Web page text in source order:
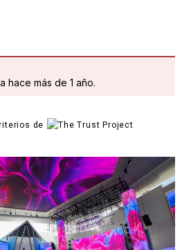
hace más de 1 año.
de